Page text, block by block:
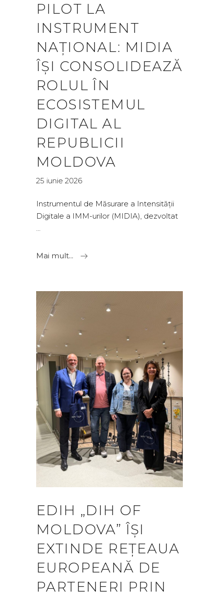
PILOT LA
INSTRUMENT
NAȚIONAL: MIDIA
ÎȘI CONSOLIDEAZĂ
ROLUL ÎN
ECOSISTEMUL
DIGITAL AL
REPUBLICII
MOLDOVA
25 iunie 2026
Instrumentul de Măsurare a Intensității
Digitale a IMM-urilor (MIDIA), dezvoltat
Mai mult...
EDIH „DIH OF
MOLDOVA” ÎȘI
EXTINDE REȚEAUA
EUROPEANĂ DE
PARTENERI PRIN